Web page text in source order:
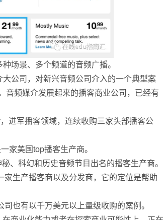
场景、多个频道的音频广播。
公司，对新兴音频公司介入的一个典型案
音频媒介发展起来的播客商业公司，已经有
进军播客领域，连续收购三家头部播客公
家美国top播客生产商。
、科幻和历史音频节目出名的播客生产商。
生产播客商以及分发商，它的定位是帮助
也有以千万美元以上量级收购的案例。